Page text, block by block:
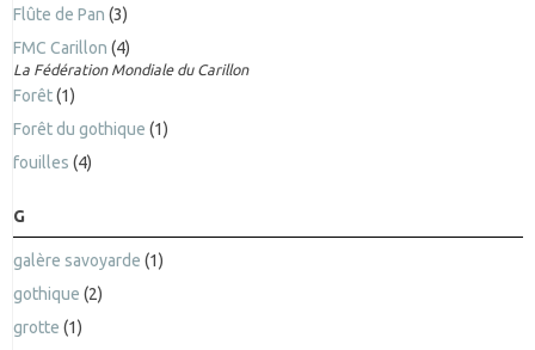
Flûte de Pan (3)
FMC Carillon (4)
La Fédération Mondiale du Carillon
Forêt(1)
Forêt du gothique (1)
fouilles (4)
G
galère savoyarde (1)
gothique (2)
grotte (1)